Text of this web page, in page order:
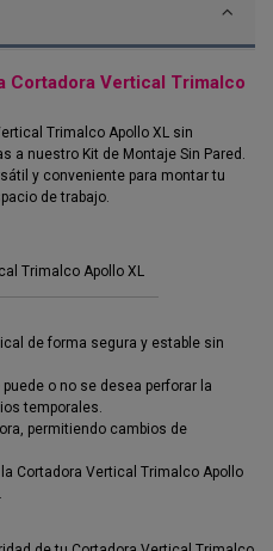
Cortadora Vertical Trimalco
Trimalco Apollo XL sin
a nuestro Kit de Montaje Sin Pared.
y conveniente para montar tu
de trabajo.
Trimalco Apollo XL
de forma segura y estable sin
o no se desea perforar la
temporales.
permitiendo cambios de
Cortadora Vertical Trimalco Apollo